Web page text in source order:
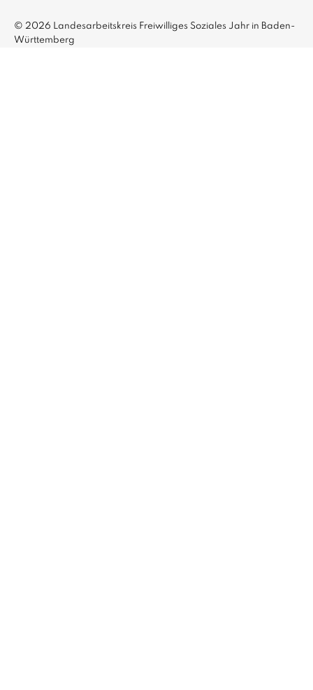
© 2026 Landesarbeitskreis Freiwilliges Soziales Jahr in Baden-
Württemberg